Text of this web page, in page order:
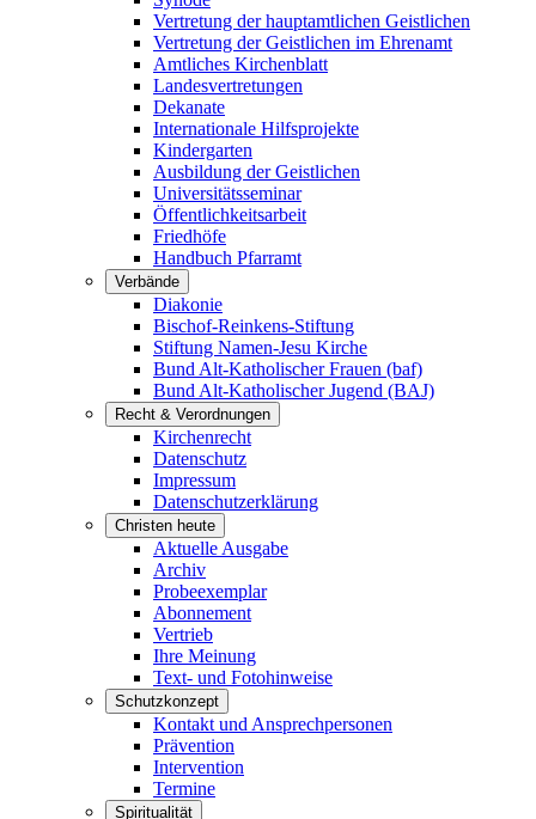
Vertretung der hauptamtlichen Geistlichen
Vertretung der Geistlichen im Ehrenamt
Amtliches Kirchenblatt
Landesvertretungen
Dekanate
Internationale Hilfsprojekte
Kindergarten
Ausbildung der Geistlichen
Universitätsseminar
Öffentlichkeitsarbeit
Friedhöfe
Handbuch Pfarramt
Verbände
Diakonie
Bischof-Reinkens-Stiftung
Stiftung Namen-Jesu Kirche
Bund Alt-Katholischer Frauen (baf)
Bund Alt-Katholischer Jugend (BAJ)
Recht & Verordnungen
Kirchenrecht
Datenschutz
Impressum
Datenschutzerklärung
Christen heute
Aktuelle Ausgabe
Archiv
Probeexemplar
Abonnement
Vertrieb
Ihre Meinung
Text- und Fotohinweise
Schutzkonzept
Kontakt und Ansprechpersonen
Prävention
Intervention
Termine
Spiritualität